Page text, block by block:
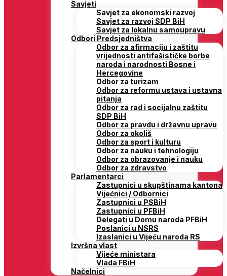
Savjeti
Savjet za ekonomski razvoj
Savjet za razvoj SDP BiH
Savjet za lokalnu samoupravu
Odbori Predsjedništva
Odbor za afirmaciju i zaštitu
vrijednosti antifašističke borbe
naroda i narodnosti Bosne i
Hercegovine
Odbor za turizam
Odbor za reformu ustava i ustavna
pitanja
Odbor za rad i socijalnu zaštitu
SDP BiH
Odbor za pravdu i državnu upravu
Odbor za okoliš
Odbor za sport i kulturu
Odbor za nauku i tehnologiju
Odbor za obrazovanje i nauku
Odbor za zdravstvo
Parlamentarci
Zastupnici u skupštinama kantona
Vijećnici / Odbornici
Zastupnici u PSBiH
Zastupnici u PFBiH
Delegati u Domu naroda PFBiH
Poslanici u NSRS
Izaslanici u Vijeću naroda RS
Izvršna vlast
Vijeće ministara
Vlada FBiH
Načelnici